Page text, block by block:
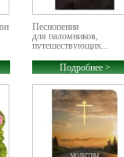
Песнопения
для паломников,
путешествующих...
Подробнее >